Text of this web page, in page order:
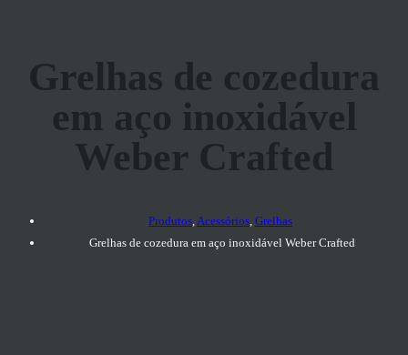
Grelhas de cozedura
em aço inoxidável
Weber Crafted
Produtos,Acessórios, Grelhas
Grelhas de cozedura em aço inoxidável Weber Crafted